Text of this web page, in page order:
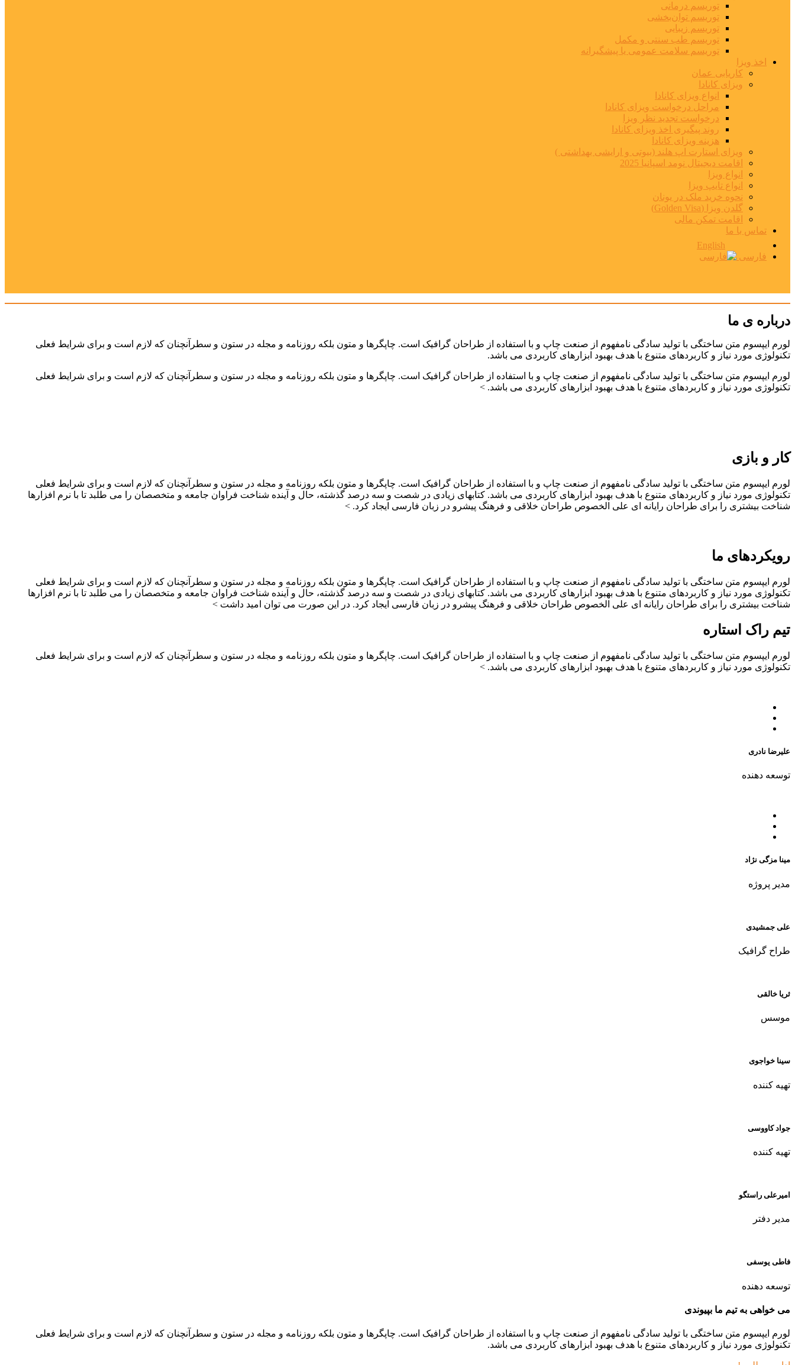
توریسم درمانی
توریسم توان‌بخشی
توریسم زیبایی
توریسم طب سنتی و مکمل
توریسم سلامت عمومی یا پیشگیرانه
اخذ ویزا
کاریابی عمان
ویزای کانادا
انواع ویزای کانادا
مراحل درخواست ویزای کانادا
درخواست تجدید نظر ویزا
روند پیگیری اخذ ویزای کانادا
هزینه ویزای کانادا
ویزای استارت اپ هلند (بیوتی و ارایشی بهداشتی )
اقامت دیجیتال نومد اسپانیا 2025
انواع ویزا
انواع تایپ ویزا
نحوه خرید ملک در یونان
گلدن ویزا (Golden Visa)
اقامت تمکن مالی
تماس با ما
English
فارسی
درباره ی ما
لورم ایپسوم متن ساختگی با تولید سادگی نامفهوم از صنعت چاپ و با استفاده از طراحان گرافیک است. چاپگرها و متون بلکه روزنامه و مجله در ستون و سطرآنچنان که لازم است و برای شرایط فعلی
تکنولوژی مورد نیاز و کاربردهای متنوع با هدف بهبود ابزارهای کاربردی می باشد.
لورم ایپسوم متن ساختگی با تولید سادگی نامفهوم از صنعت چاپ و با استفاده از طراحان گرافیک است. چاپگرها و متون بلکه روزنامه و مجله در ستون و سطرآنچنان که لازم است و برای شرایط فعلی
تکنولوژی مورد نیاز و کاربردهای متنوع با هدف بهبود ابزارهای کاربردی می باشد. >
کار و بازی
لورم ایپسوم متن ساختگی با تولید سادگی نامفهوم از صنعت چاپ و با استفاده از طراحان گرافیک است. چاپگرها و متون بلکه روزنامه و مجله در ستون و سطرآنچنان که لازم است و برای شرایط فعلی
تکنولوژی مورد نیاز و کاربردهای متنوع با هدف بهبود ابزارهای کاربردی می باشد. کتابهای زیادی در شصت و سه درصد گذشته، حال و آینده شناخت فراوان جامعه و متخصصان را می طلبد تا با نرم افزارها
شناخت بیشتری را برای طراحان رایانه ای علی الخصوص طراحان خلاقی و فرهنگ پیشرو در زبان فارسی ایجاد کرد. >
رویکردهای ما
لورم ایپسوم متن ساختگی با تولید سادگی نامفهوم از صنعت چاپ و با استفاده از طراحان گرافیک است. چاپگرها و متون بلکه روزنامه و مجله در ستون و سطرآنچنان که لازم است و برای شرایط فعلی
تکنولوژی مورد نیاز و کاربردهای متنوع با هدف بهبود ابزارهای کاربردی می باشد. کتابهای زیادی در شصت و سه درصد گذشته، حال و آینده شناخت فراوان جامعه و متخصصان را می طلبد تا با نرم افزارها
شناخت بیشتری را برای طراحان رایانه ای علی الخصوص طراحان خلاقی و فرهنگ پیشرو در زبان فارسی ایجاد کرد. در این صورت می توان امید داشت >
تیم راک استاره
لورم ایپسوم متن ساختگی با تولید سادگی نامفهوم از صنعت چاپ و با استفاده از طراحان گرافیک است. چاپگرها و متون بلکه روزنامه و مجله در ستون و سطرآنچنان که لازم است و برای شرایط فعلی
تکنولوژی مورد نیاز و کاربردهای متنوع با هدف بهبود ابزارهای کاربردی می باشد. >
علیرضا نادری
توسعه دهنده
مینا مزگی نژاد
مدیر پروژه
علی جمشیدی
طراح گرافیک
ثریا خالقی
موسس
سینا خواجوی
تهيه كننده
جواد کاووسی
تهيه كننده
امیرعلی راستگو
مدیر دفتر
فاطی یوسفی
توسعه دهنده
می خواهی به تیم ما بپیوندی
لورم ایپسوم متن ساختگی با تولید سادگی نامفهوم از صنعت چاپ و با استفاده از طراحان گرافیک است. چاپگرها و متون بلکه روزنامه و مجله در ستون و سطرآنچنان که لازم است و برای شرایط فعلی
تکنولوژی مورد نیاز و کاربردهای متنوع با هدف بهبود ابزارهای کاربردی می باشد.